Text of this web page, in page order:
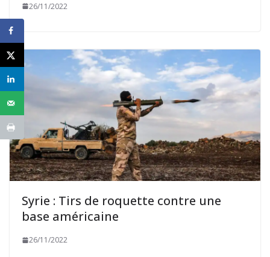
26/11/2022
Syrie : Tirs de roquette contre une
base américaine
26/11/2022